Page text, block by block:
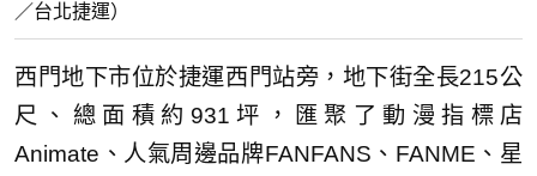
／台北捷運）
西門地下市位於捷運西門站旁，地下街全長215公
尺、總面積約931坪，匯聚了動漫指標店
Animate、人氣周邊品牌FANFANS、FANME、星